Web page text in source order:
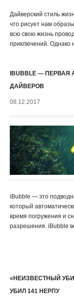
Дайверский стиль
что рисует нам
всю свою жизнь
приключений. Однако
IBUBBLE —
ДАЙВЕРОВ
08.12.2017
iBubble — это
который
время погружения и
разрешения. iBubble
«НЕИЗВЕСТНЫЙ
УБИЛ 141 НЕРПУ